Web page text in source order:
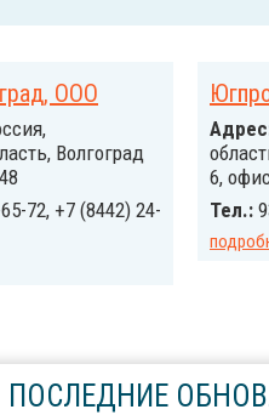
ООО
Волгоград
72, +7 (8442) 24-
6,
Тел.:
ПОСЛЕДНИЕ